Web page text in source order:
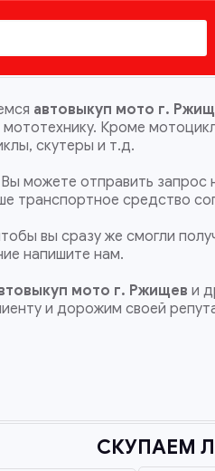
автовыкуп мото г.
Кроме
скутеры и т.д.
можете отправить запрос
транспортное средство
вы сразу же смогли
напишите нам.
мото г. Ржищев и
и дорожим своей
СКУПАЕМ